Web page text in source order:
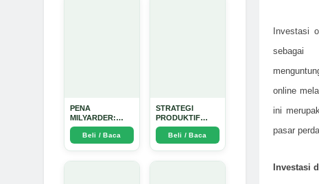
PENA
MILYARDER:
Kisah, Rahasia
Sukses, dan
Panduan Menjadi
Beli / Baca
STRATEGI
PRODUKTIF
MENULIS
UPDATE - Arda
Dinata
Beli / Baca
Investasi
sebagai
online
ini
pasar
Investasi